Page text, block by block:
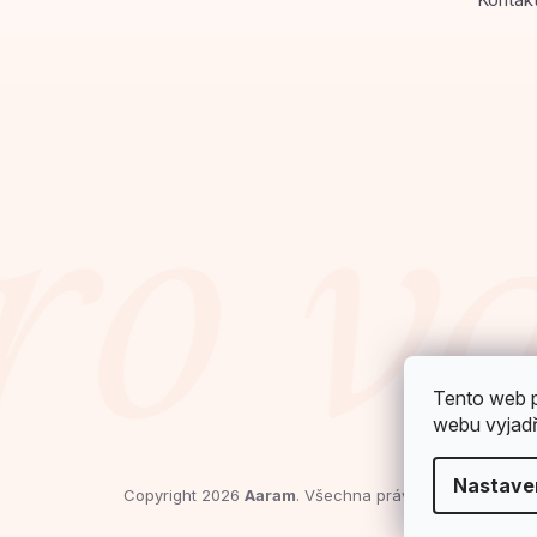
Tento web
webu
Copyright 2026 Aaram. Všechna práva vyhrazena.